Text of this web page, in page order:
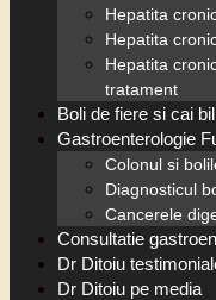
Hepatita
Hepatita
Hepatita
tratament
Boli de fiere si cai
Gastroenterologie
Colonul si
Diagnosticul
Cancerele
Consultatie
Dr Ditoiu
Dr Ditoiu pe media